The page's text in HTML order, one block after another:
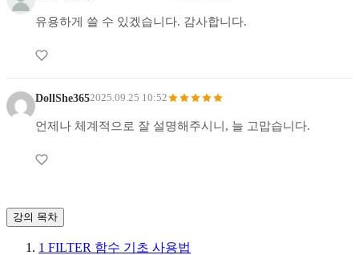
유용하게 쓸 수 있겠습니다. 감사합니다.
DollShe3652025.09.25 10:52
언제나 체계적으로 잘 설명해주시니, 늘 고맙습니다.
강의 목차
1 FILTER 함수 기초 사용법